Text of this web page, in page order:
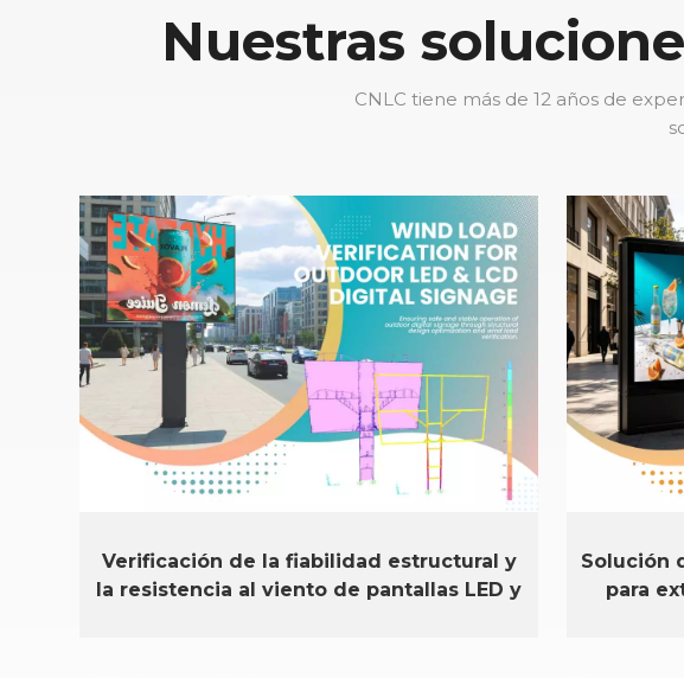
Nuestras
CNLC tiene más de 12 años de
Verificación de la fiabilidad estructural y
la resistencia al viento de pantallas LED y
Solución
para